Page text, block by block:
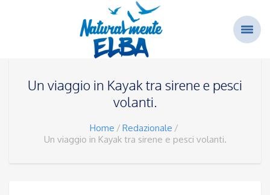
Un viaggio in Kayak tra sirene e pesci
volanti.
Home
Redazionale
Un viaggio in Kayak tra sirene e pesci volanti.